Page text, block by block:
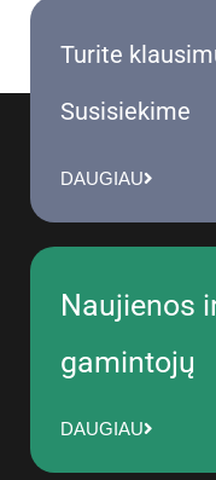
Turite
Susisiekime
DAUGIAU
Naujienos
gamintojų
DAUGIAU